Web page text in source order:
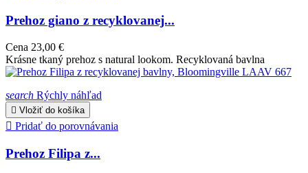
Prehoz giano z recyklovanej...
Cena 23,00 €
Krásne tkaný prehoz s natural lookom. Recyklovaná bavlna
search Rýchly náhľad
 Vložiť do košíka
 Pridať do porovnávania
Prehoz Filipa z...